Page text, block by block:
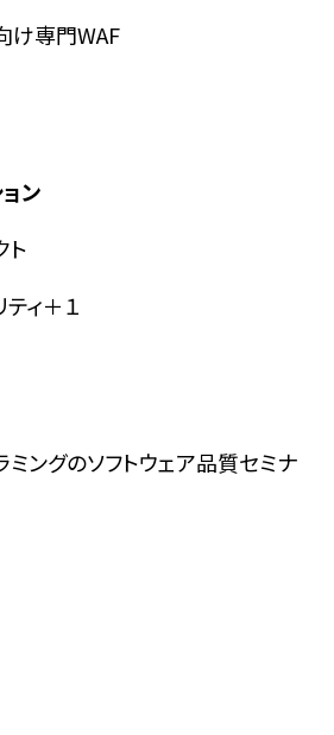
け専門WAF
ン
ト
ィ＋１
ングのソフトウェア品質セミナ